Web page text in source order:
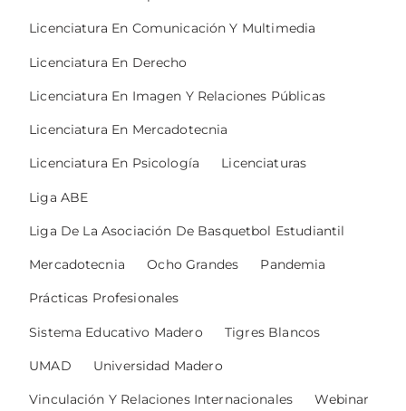
Licenciatura En Comunicación Y Multimedia
Licenciatura En Derecho
Licenciatura En Imagen Y Relaciones Públicas
Licenciatura En Mercadotecnia
Licenciatura En Psicología Licenciaturas
Liga ABE
Liga De La Asociación De Basquetbol Estudiantil
Mercadotecnia Ocho Grandes Pandemia
Prácticas Profesionales
Sistema Educativo Madero Tigres Blancos
UMAD Universidad Madero
Vinculación Y Relaciones Internacionales Webinar